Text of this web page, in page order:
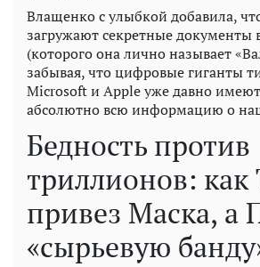
Влащенко с улыбкой добавила,
загружают секретные документы
(которого она лично называет
забывая, что цифровые гиганты
Microsoft и Apple уже давно имеют
абсолютно всю информацию о
Бедность против
триллионов:
привез Маска, а
«сырьевую